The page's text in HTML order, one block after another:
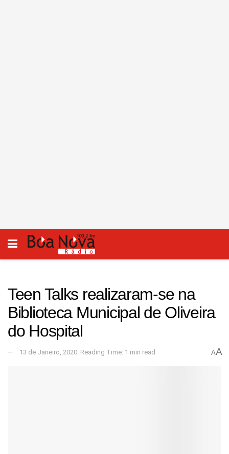
Teen Talks realizaram-se na
Biblioteca Municipal de Oliveira
do Hospital
13 de Janeiro, 2020 Reading Time: 1 min read AA